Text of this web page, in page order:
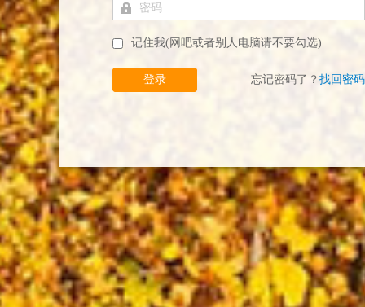
密码
记住我(网吧或者别人电脑请不要勾选)
登录 忘记密码了？ 找回密码